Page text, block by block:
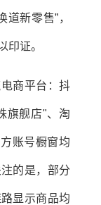
新零售”，
印证。
商平台：抖
旗舰店"、淘
账号橱窗均
的是，部分
显示商品均